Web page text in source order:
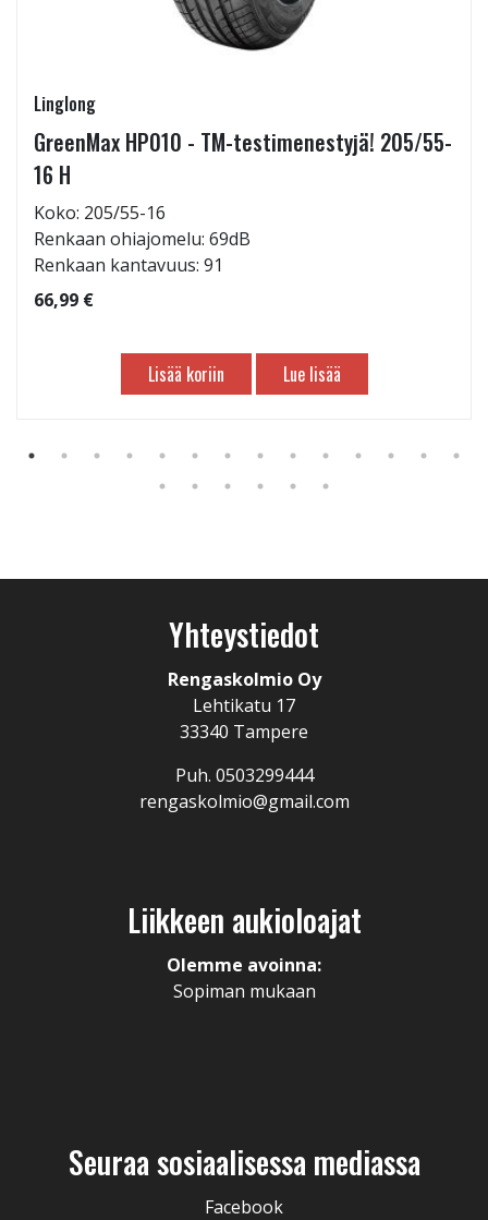
Linglong
GreenMax HP010 - TM-testimenestyjä! 205/55-
16 H
Koko: 205/55-16
Renkaan ohiajomelu: 69dB
Renkaan kantavuus: 91
66,99 €
Lisää koriin Lue lisää
Yhteystiedot
Rengaskolmio Oy
Lehtikatu 17
33340 Tampere
Puh. 0503299444
rengaskolmio@gmail.com
Liikkeen aukioloajat
Olemme avoinna:
Sopiman mukaan
Seuraa sosiaalisessa mediassa
Facebook